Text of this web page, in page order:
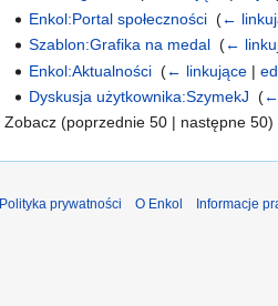
Enkol:Portal społeczności ‎(←
Szablon:Grafika na medal ‎(←
Enkol:Aktualności ‎(← linkujące |
Dyskusja użytkownika:SzymekJ ‎(
Zobacz (poprzednie 50 | następne 50)
Polityka prywatności O Enkol Informacje